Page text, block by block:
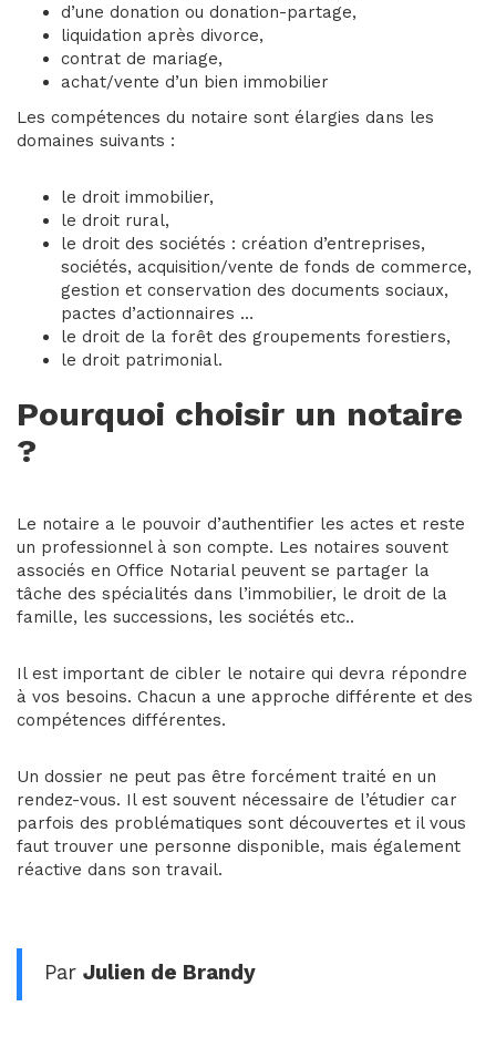
d’une donation ou donation-partage,
liquidation après divorce,
contrat de mariage,
achat/vente d’un bien immobilier
Les compétences du notaire sont élargies dans les
domaines suivants :
le droit immobilier,
le droit rural,
le droit des sociétés : création d’entreprises,
sociétés, acquisition/vente de fonds de commerce,
gestion et conservation des documents sociaux,
pactes d’actionnaires …
le droit de la forêt des groupements forestiers,
le droit patrimonial.
Pourquoi choisir un notaire
?
Le notaire a le pouvoir d’authentifier les actes et reste
un professionnel à son compte. Les notaires souvent
associés en Office Notarial peuvent se partager la
tâche des spécialités dans l’immobilier, le droit de la
famille, les successions, les sociétés etc..
Il est important de cibler le notaire qui devra répondre
à vos besoins. Chacun a une approche différente et des
compétences différentes.
Un dossier ne peut pas être forcément traité en un
rendez-vous. Il est souvent nécessaire de l’étudier car
parfois des problématiques sont découvertes et il vous
faut trouver une personne disponible, mais également
réactive dans son travail.
Par Julien de Brandy